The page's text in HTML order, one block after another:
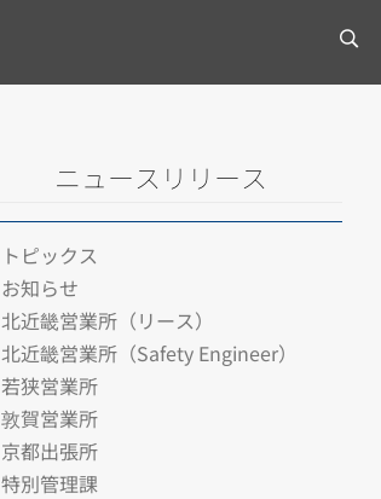
ニュースリリース
トピックス
お知らせ
北近畿営業所（リース）
北近畿営業所（Safety Engineer）
若狭営業所
敦賀営業所
京都出張所
特別管理課